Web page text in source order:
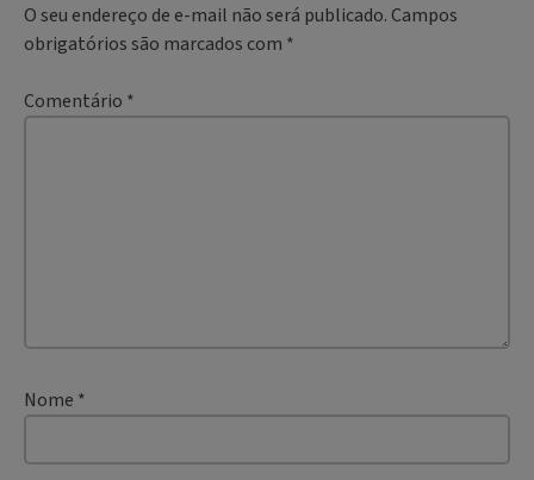
O seu endereço de e-mail não será publicado.Campos
obrigatórios são marcados com *
Comentário *
Nome *